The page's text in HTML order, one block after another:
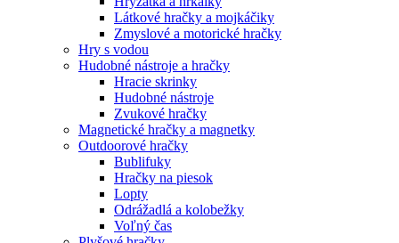
Látkové hračky a mojkáčiky
Zmyslové a motorické hračky
Hry s vodou
Hudobné nástroje a hračky
Hracie skrinky
Hudobné nástroje
Zvukové hračky
Magnetické hračky a magnetky
Outdoorové hračky
Bublifuky
Hračky na piesok
Lopty
Odrážadlá a kolobežky
Voľný čas